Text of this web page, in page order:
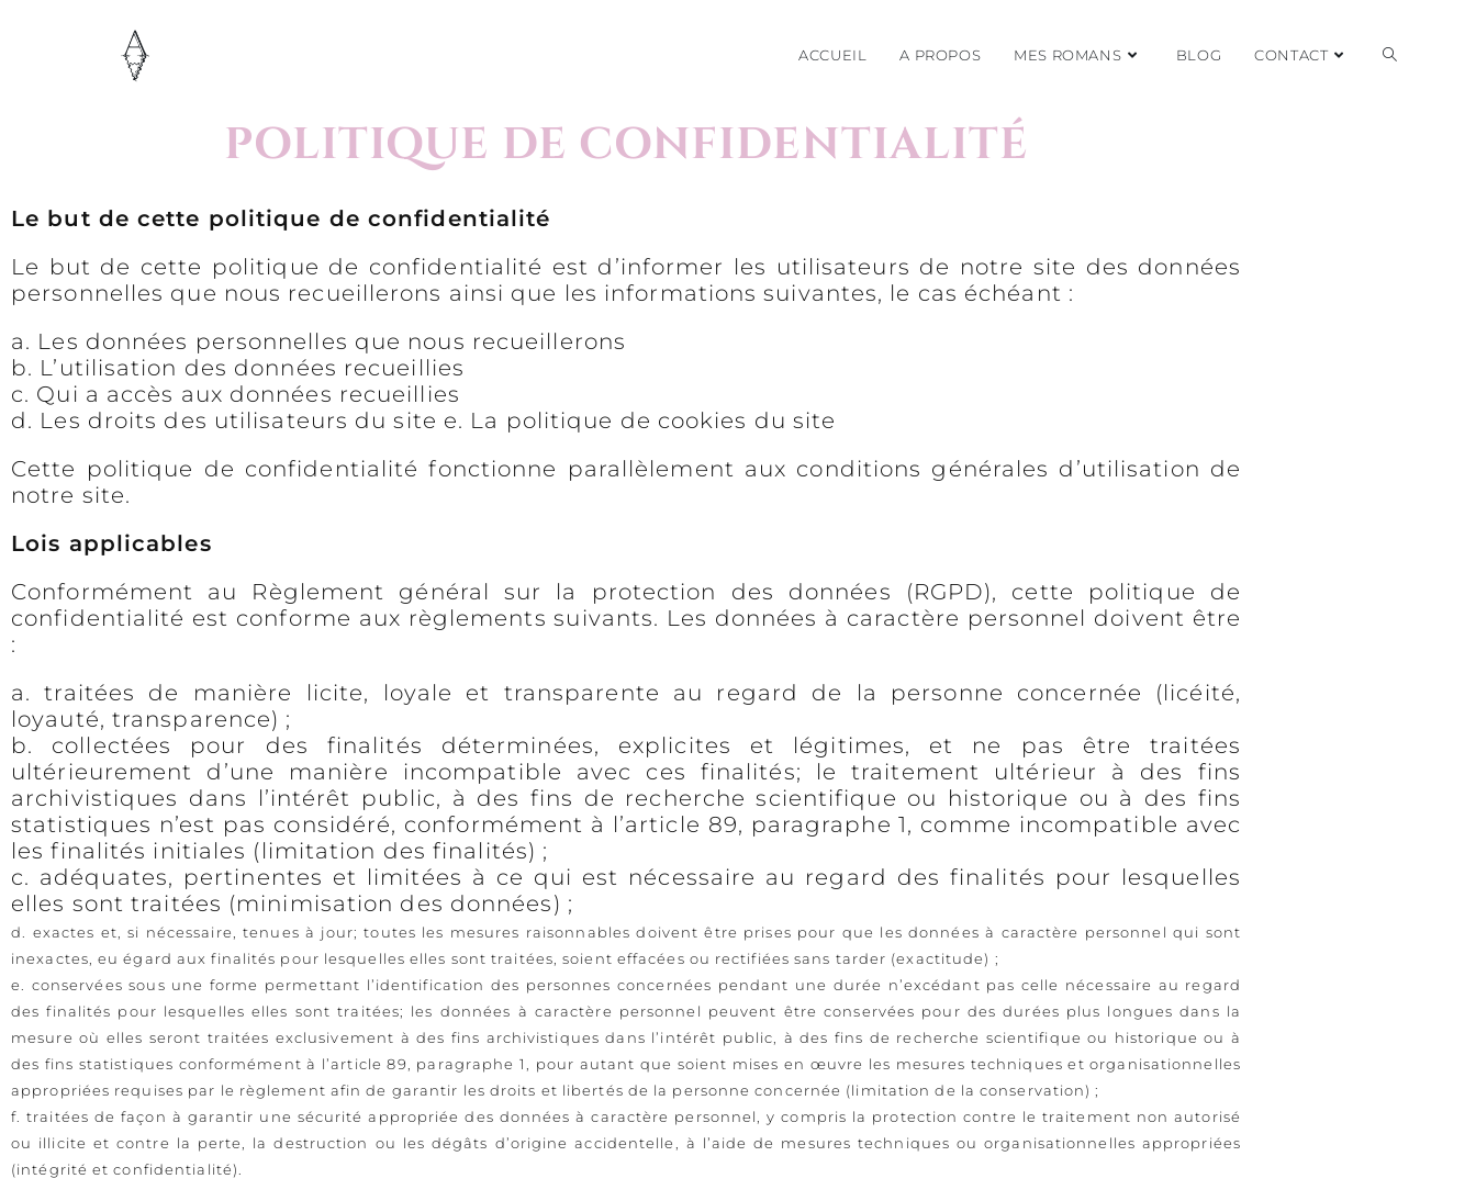
ACCUEIL A PROPOS MES ROMANS BLOG CONTACT
POLITIQUE DE CONFIDENTIALITÉ
Le but de cette politique de confidentialité
Le but de cette politique de confidentialité est d’informer les utilisateurs de notre site des données
personnelles que nous recueillerons ainsi que les informations suivantes, le cas échéant :
a. Les données personnelles que nous recueillerons
b. L’utilisation des données recueillies
c. Qui a accès aux données recueillies
d. Les droits des utilisateurs du site e. La politique de cookies du site
Cette politique de confidentialité fonctionne parallèlement aux conditions générales d’utilisation de
notre site.
Lois applicables
Conformément au Règlement général sur la protection des données (RGPD), cette politique de
confidentialité est conforme aux règlements suivants. Les données à caractère personnel doivent être
:
a. traitées de manière licite, loyale et transparente au regard de la personne concernée (licéité,
loyauté, transparence) ;
b. collectées pour des finalités déterminées, explicites et légitimes, et ne pas être traitées
ultérieurement d’une manière incompatible avec ces finalités; le traitement ultérieur à des fins
archivistiques dans l’intérêt public, à des fins de recherche scientifique ou historique ou à des fins
statistiques n’est pas considéré, conformément à l’article 89, paragraphe 1, comme incompatible avec
les finalités initiales (limitation des finalités) ;
c. adéquates, pertinentes et limitées à ce qui est nécessaire au regard des finalités pour lesquelles
elles sont traitées (minimisation des données) ;
d. exactes et, si nécessaire, tenues à jour; toutes les mesures raisonnables doivent être prises pour que les données à caractère personnel qui sont
inexactes, eu égard aux finalités pour lesquelles elles sont traitées, soient effacées ou rectifiées sans tarder (exactitude) ;
e. conservées sous une forme permettant l’identification des personnes concernées pendant une durée n’excédant pas celle nécessaire au regard
des finalités pour lesquelles elles sont traitées; les données à caractère personnel peuvent être conservées pour des durées plus longues dans la
mesure où elles seront traitées exclusivement à des fins archivistiques dans l’intérêt public, à des fins de recherche scientifique ou historique ou à
des fins statistiques conformément à l’article 89, paragraphe 1, pour autant que soient mises en œuvre les mesures techniques et organisationnelles
appropriées requises par le règlement afin de garantir les droits et libertés de la personne concernée (limitation de la conservation) ;
f. traitées de façon à garantir une sécurité appropriée des données à caractère personnel, y compris la protection contre le traitement non autorisé
ou illicite et contre la perte, la destruction ou les dégâts d’origine accidentelle, à l’aide de mesures techniques ou organisationnelles appropriées
(intégrité et confidentialité).